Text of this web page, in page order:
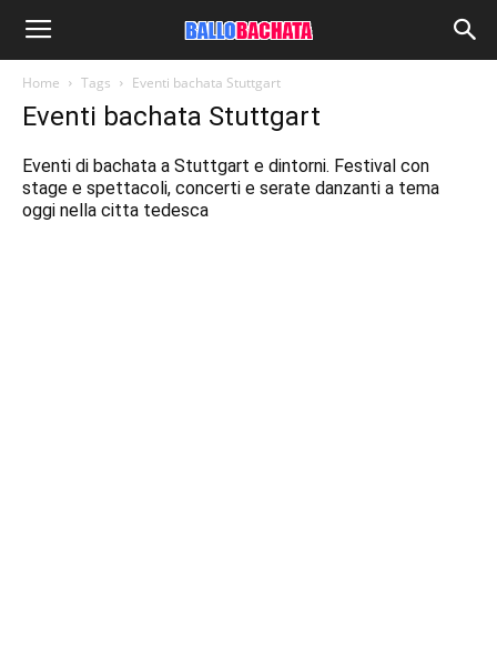
Home Tags Eventi bachata Stuttgart
Eventi bachata Stuttgart
Eventi di bachata a Stuttgart e dintorni. Festival con
stage e spettacoli, concerti e serate danzanti a tema
oggi nella citta tedesca